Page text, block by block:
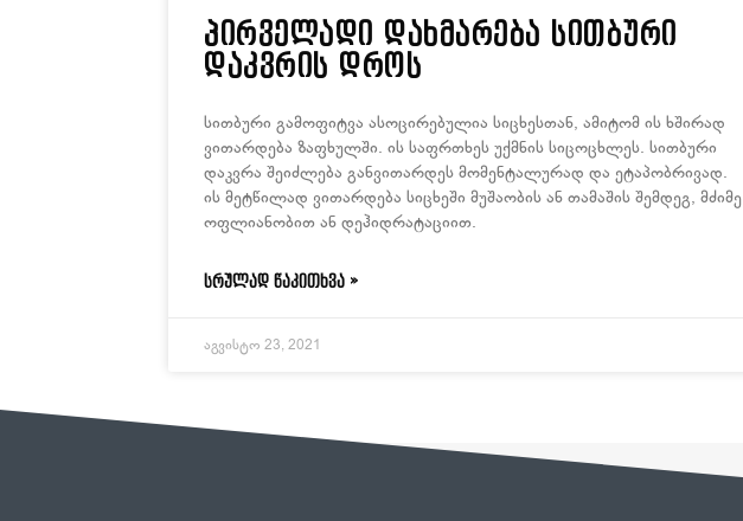
პირველადი დახმარება სითბური
დაკვრის დროს
სითბური გამოფიტვა ასოცირებულია სიცხესთან, ამიტომ ის ხშირად
ვითარდება ზაფხულში. ის საფრთხეს უქმნის სიცოცხლეს. სითბური
დაკვრა შეიძლება განვითარდეს მომენტალურად და ეტაპობრივად.
ის მეტწილად ვითარდება სიცხეში მუშაობის ან თამაშის შემდეგ, მძიმე
ოფლიანობით ან დეჰიდრატაციით.
ᲡᲠᲣᲚᲐᲓ ᲬᲐᲙᲘᲗᲮᲕᲐ »
აგვისტო 23, 2021